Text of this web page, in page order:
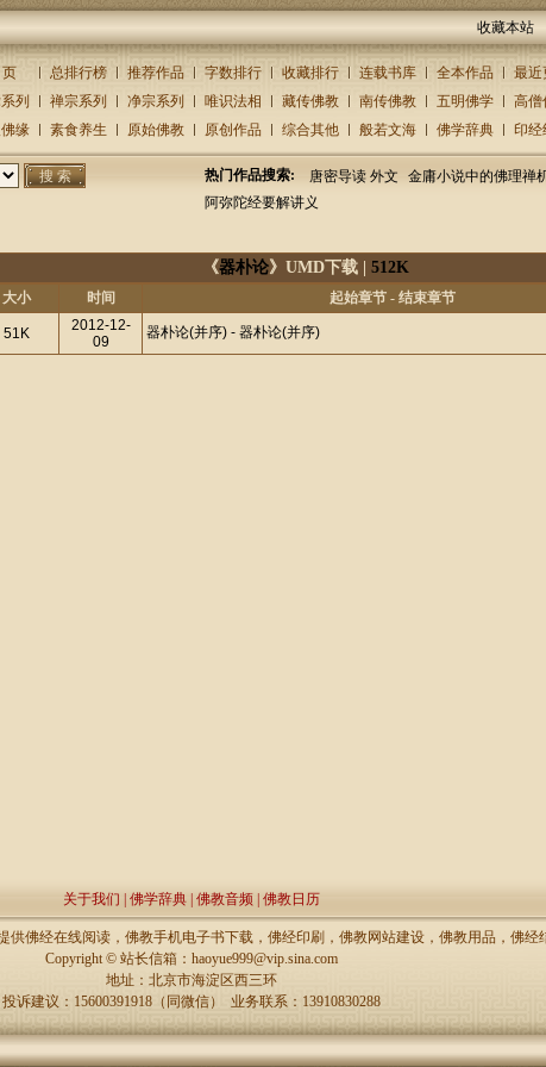
收藏本站
页 总排行榜 推荐作品 字数排行 收藏排行 连载书库 全本作品 最近
列
禅宗系列 净宗系列 唯识法相 藏传佛教 南传佛教 五明佛学 高僧
缘
素食养生 原始佛教 原创作品 综合其他 般若文海 佛学辞典 印经
热门作品搜索: 唐密导读 外文 金庸小说中的佛理禅
阿弥陀经要解讲义
《器朴论》UMD下载 | 512K
大小 时间 起始章节 - 结束章节
51K
2012-12-
09
器朴论(并序) - 器朴论(并序)
关于我们 佛学辞典 佛教音频 佛教日历
供佛经在线阅读，佛教手机电子书下载，佛经印刷，佛教网站建设，佛教用品，佛经
Copyright © 站长信箱：haoyue999@vip.sina.com
地址：北京市海淀区西三环
投诉建议：15600391918（同微信） 业务联系：13910830288